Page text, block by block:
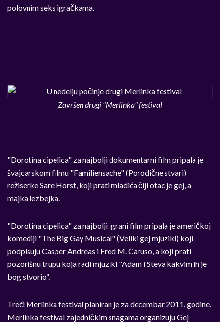
polovnim seks igračkama.
Završen drugi "Merlinka" festival
"Dorotina cipelica" za najbolji dokumentarni film pripala je
švajcarskom filmu "Familiensache" (Porodične stvari)
režiserke Sare Horst, koji prati mladića čiji otac je gej, a
majka lezbejka.
"Dorotina cipelica" za najbolji igrani film pripala je američkoj
komediji "The Big Gay Musical" (Veliki gej mjuzikl) koji
podpisuju Casper Andreas i Fred M. Caruso, a koji prati
pozorišnu trupu koja radi mjuzikl "Adam i Steva kakvim ih je
bog stvorio“.
Treći Merlinka festival planiran je za decembar 2011. godine.
Merlinka festival zajedničkim snagama organizuju Gej